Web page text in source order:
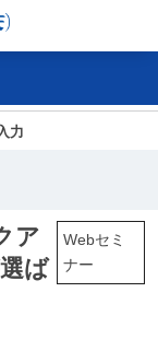
力
Webセミ
ナー
ア
ば